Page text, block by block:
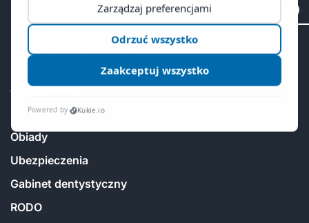
Biblioteka
Informacje i regulamin
Biblioteka online
e-legitymacja
mLegitymacja
Obiady
Ubezpieczenia
Gabinet dentystyczny
RODO